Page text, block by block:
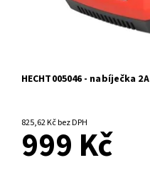
HECHT005046 - nabíječka 2A
825,62 Kč bez DPH
999 Kč